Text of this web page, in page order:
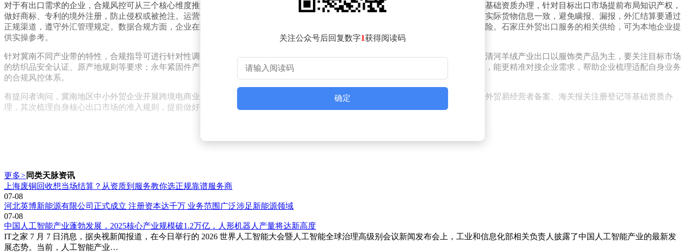
对于有出口需求的企业，合规风控可从三个核心维度推进。资质合规方面，企业需提前完成对外贸易经营者备案、海关报关注册登记等基础资质办理，针对目标出口市场提前布局知识产权，
做好商标、专利的境外注册，防止侵权或被抢注。运营合规方面，企业在跨境电商平台运营时要严格遵守平台规则，关务申报数据要与实际货物信息一致，避免瞒报、漏报，外汇结算要通过
正规渠道，遵守外汇管理规定。数据合规方面，企业在海外营销、收集用户信息时，要符合目标市场的数据保护法规，规避数据合规风险。石家庄外贸出口服务的相关供给，可为本地企业提
供实操参考。
针对冀南不同产业带的特性，合规指导可进行针对性调整。安平丝网产业出口主要面向基建领域，需关注不同国家的建材类准入标准；清河羊绒产业出口以服饰类产品为主，要关注目标市场
的纺织品安全认证、原产地规则等要求；永年紧固件产业需关注不同地区的工业零部件质量标准。相关服务机构站点布局在产业带周边，能更精准对接企业需求，帮助企业梳理适配自身业务
的合规风控体系。
有提问者询问，冀南地区中小外贸企业开展跨境电商业务，优先要完成的合规工作是什么？相关人士表示，中小外贸企业首先要完成对外贸易经营者备案、海关报关注册登记等基础资质办
理，其次梳理自身核心出口市场的准入规则，提前做好知识产权布局，避免业务开展初期出现合规风险。
关注公众号后回复数字1获得阅读码
确定
更多> 同类天脉资讯
上海废铜回收想当场结算？从资质到服务教你选正规靠谱服务商
07-08
河北英博新能源有限公司正式成立 注册资本达千万 业务范围广泛涉足新能源领域
07-08
中国人工智能产业蓬勃发展，2025核心产业规模破1.2万亿，人形机器人产量将达新高度
IT之家 7 月 7 日消息，据央视新闻报道，在今日举行的 2026 世界人工智能大会暨人工智能全球治理高级别会议新闻发布会上，工业和信息化部相关负责人披露了中国人工智能产业的最新发
展态势。当前，人工智能产业…